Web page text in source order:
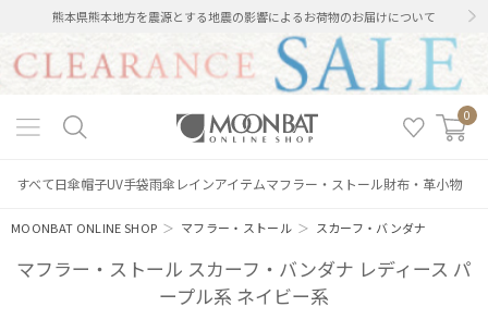
熊本県熊本地方を震源とする地震の影響によるお荷物のお届けについて
0
すべて日傘帽子UV手袋雨傘 レインアイテムマフラー・ストール財布・革小物
MOONBAT ONLINE SHOP ＞ マフラー・ストール ＞ スカーフ・バンダナ
マフラー・ストール スカーフ・バンダナ レディース パ
ープル系 ネイビー系